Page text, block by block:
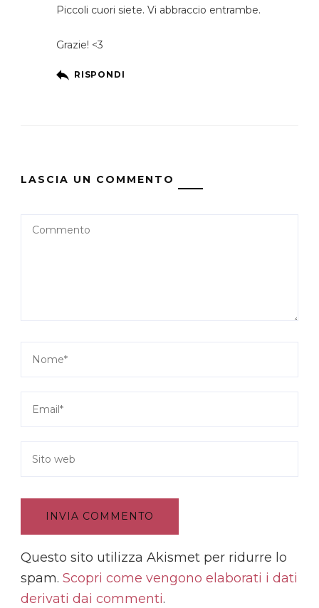
Piccoli cuori siete. Vi abbraccio entrambe.
Grazie! <3
RISPONDI
LASCIA UN COMMENTO
Questo sito utilizza Akismet per ridurre lo
spam. Scopri come vengono elaborati i dati
derivati dai commenti.